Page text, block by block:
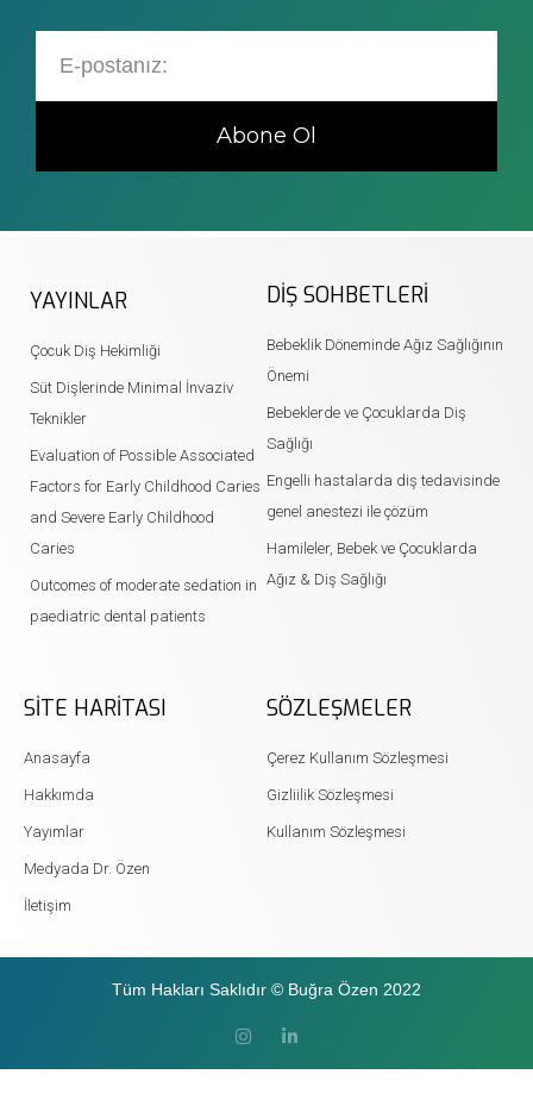
Abone Ol
YAYINLAR
Çocuk Diş Hekimliği
Süt Dişlerinde Minimal İnvaziv
Teknikler
Evaluation of Possible Associated
Factors for Early Childhood Caries
and Severe Early Childhood
Caries
Outcomes of moderate sedation in
paediatric dental patients
DIŞ SOHBETLERI
Bebeklik Döneminde Ağız Sağlığının
Önemi
Bebeklerde ve Çocuklarda Diş
Sağlığı
Engelli hastalarda diş tedavisinde
genel anestezi ile çözüm
Hamileler, Bebek ve Çocuklarda
Ağız & Diş Sağlığı
SITE HARITASI
Anasayfa
Hakkımda
Yayımlar
Medyada Dr. Özen
İletişim
SÖZLEŞMELER
Çerez Kullanım Sözleşmesi
Gizliilik Sözleşmesi
Kullanım Sözleşmesi
Tüm Hakları Saklıdır © Buğra Özen 2022